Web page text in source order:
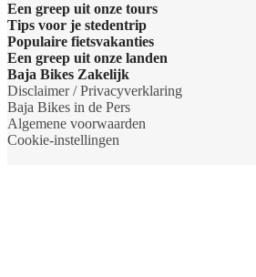
Een greep uit onze tours
Barcelona Panorama tour
Dubai Highlights fietstour
Dublin fietstour
Kaapstad Township tour
Tips voor je stedentrip
Wat te doen in Amsterdam
Wat te doen in Barcelona
Wat te doen in Berlijn
Wat te doen in Boedapest
Populaire fietsvakanties
Fietsvakantie Duitsland
Fietsvakantie Frankrijk
Fietsvakantie Italie
Een greep uit onze landen
Belgie
Denemarken
Baja Bikes Zakelijk
Neem contact op
Over ons
Disclaimer / Privacyverklaring
Baja Bikes in de Pers
Algemene voorwaarden
Cookie-instellingen